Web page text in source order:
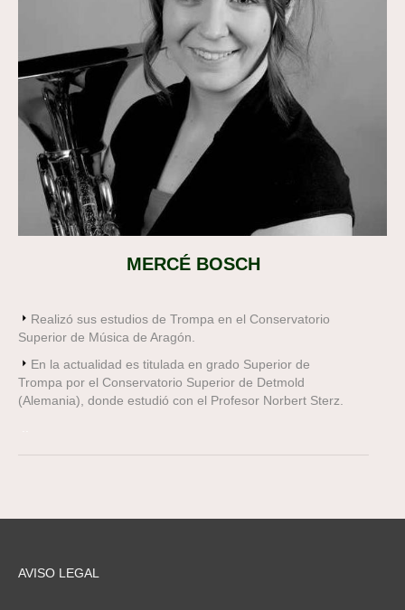
MERCÉ BOSCH
Realizó sus estudios de Trompa en el Conservatorio
Superior de Música de Aragón.
En la actualidad es titulada en grado Superior de
Trompa por el Conservatorio Superior de Detmold
(Alemania), donde estudió con el Profesor Norbert Sterz.
AVISO LEGAL